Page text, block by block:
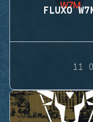
FLUXO
11